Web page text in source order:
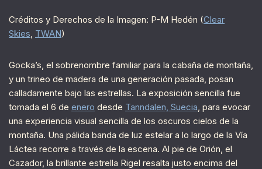
Créditos y Derechos de la Imagen: P-M Hedén (Clear
Skies TWAN)
Gocka’s, el sobrenombre familiar para la cabaña de montaña,
y un trineo de madera de una generación pasada, posan
calladamente bajo las estrellas. La exposición sencilla fue
tomada el 6 de enero desde Tanndalen, Suecia , para evocar
una experiencia visual sencilla de los oscuros cielos de la
montaña. Una pálida banda de luz estelar a lo largo de la Vía
Láctea recorre a través de la escena. Al pie de Orión, el
Cazador, la brillante estrella Rigel resalta justo encima del